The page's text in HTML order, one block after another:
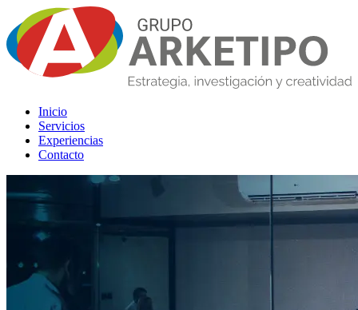
Inicio
Servicios
Experiencias
Contacto